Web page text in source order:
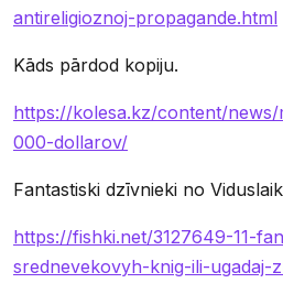
antireligioznoj-propagande.html
Kāds pārdod kopiju.
https://kolesa.kz/content/
000-dollarov/
Fantastiski dzīvnieki no
https://fishki.net/3127649-11-
srednevekovyh-knig-ili-ugadaj-